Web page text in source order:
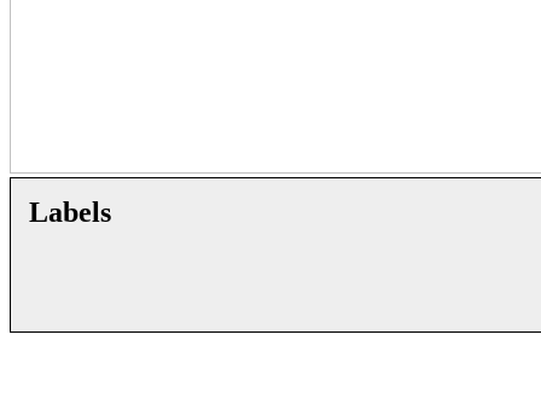
Labels